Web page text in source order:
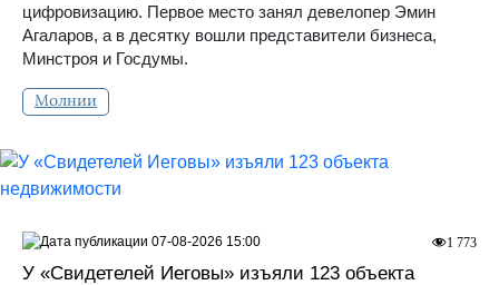
цифровизацию. Первое место занял девелопер Эмин
Агаларов, а в десятку вошли представители бизнеса,
Минстроя и Госдумы.
Молнии
У «Свидетелей Иеговы» изъяли 123 объекта
1 773
07-08-2026 15:00